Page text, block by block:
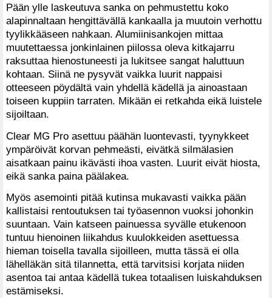
Pään ylle laskeutuva sanka on pehmustettu koko
alapinnaltaan hengittävällä kankaalla ja muutoin verhottu
tyylikkääseen nahkaan. Alumiinisankojen mittaa
muutettaessa jonkinlainen piilossa oleva kitkajarru
raksuttaa hienostuneesti ja lukitsee sangat haluttuun
kohtaan. Siinä ne pysyvät vaikka luurit nappaisi
otteeseen pöydältä vain yhdellä kädellä ja ainoastaan
toiseen kuppiin tarraten. Mikään ei retkahda eikä luistele
sijoiltaan.
Clear MG Pro asettuu päähän luontevasti, tyynykkeet
ympäröivät korvan pehmeästi, eivätkä silmälasien
aisatkaan painu ikävästi ihoa vasten. Luurit eivät hiosta,
eikä sanka paina päälakea.
Myös asemointi pitää kutinsa mukavasti vaikka pään
kallistaisi rentoutuksen tai työasennon vuoksi johonkin
suuntaan. Vain katseen painuessa syvälle etukenoon
tuntuu hienoinen liikahdus kuulokkeiden asettuessa
hieman toisella tavalla sijoilleen, mutta tässä ei olla
lähelläkän sitä tilannetta, että tarvitsisi korjata niiden
asentoa tai antaa kädellä tukea totaalisen luiskahduksen
estämiseksi.